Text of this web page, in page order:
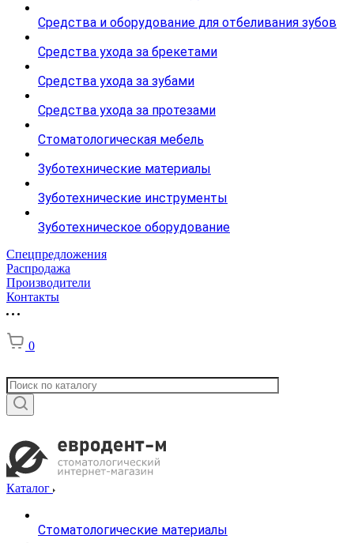
Средства и оборудование для отбеливания зубов
Средства ухода за брекетами
Средства ухода за зубами
Средства ухода за протезами
Стоматологическая мебель
Зуботехнические материалы
Зуботехнические инструменты
Зуботехническое оборудование
Спецпредложения
Распродажа
Производители
Контакты
0
Каталог
Стоматологические материалы